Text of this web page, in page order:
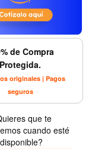
de Compra
Protegida.
originales | Pagos
seguros
que te
cuando esté
disponible?